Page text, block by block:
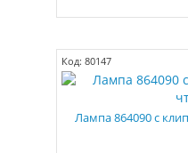
Код: 80147
Лампа 864090 с